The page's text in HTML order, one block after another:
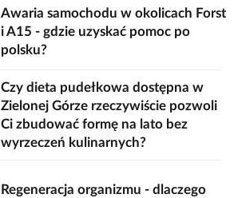
Awaria samochodu w okolicach Forst
i A15 - gdzie uzyskać pomoc po
polsku?
Czy dieta pudełkowa dostępna w
Zielonej Górze rzeczywiście pozwoli
Ci zbudować formę na lato bez
wyrzeczeń kulinarnych?
Regeneracja organizmu - dlaczego